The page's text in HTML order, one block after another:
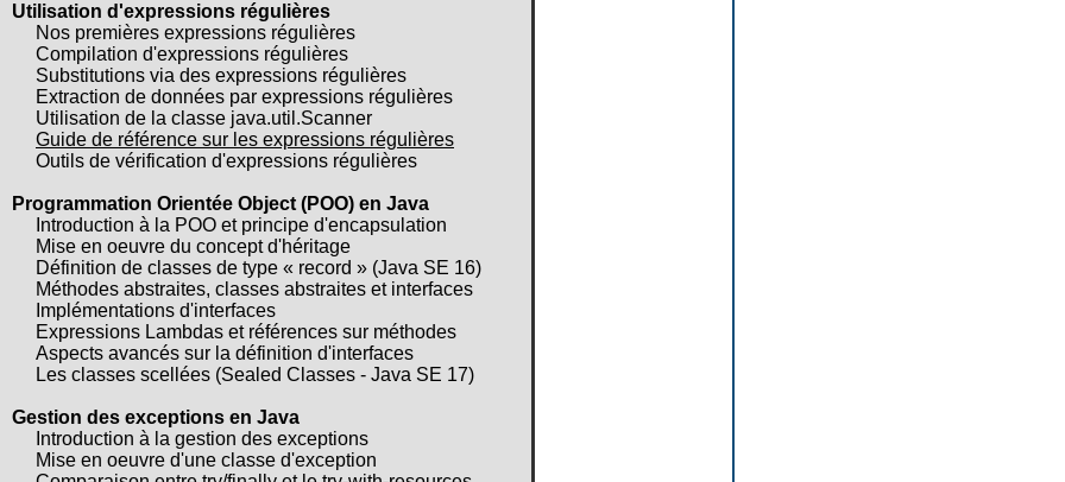
Utilisation d'expressions régulières
Nos premières expressions régulières
Compilation d'expressions régulières
Substitutions via des expressions régulières
Extraction de données par expressions régulières
Utilisation de la classe java.util.Scanner
Guide de référence sur les expressions régulières
Outils de vérification d'expressions régulières
Programmation Orientée Object (POO) en Java
Introduction à la POO et principe d'encapsulation
Mise en oeuvre du concept d'héritage
Définition de classes de type « record » (Java SE 16)
Méthodes abstraites, classes abstraites et interfaces
Implémentations d'interfaces
Expressions Lambdas et références sur méthodes
Aspects avancés sur la définition d'interfaces
Les classes scellées (Sealed Classes - Java SE 17)
Gestion des exceptions en Java
Introduction à la gestion des exceptions
Mise en oeuvre d'une classe d'exception